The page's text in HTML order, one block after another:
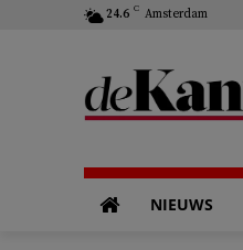
24.6 C Amsterdam
NIEUWS